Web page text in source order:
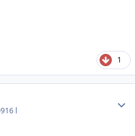
1
16 l